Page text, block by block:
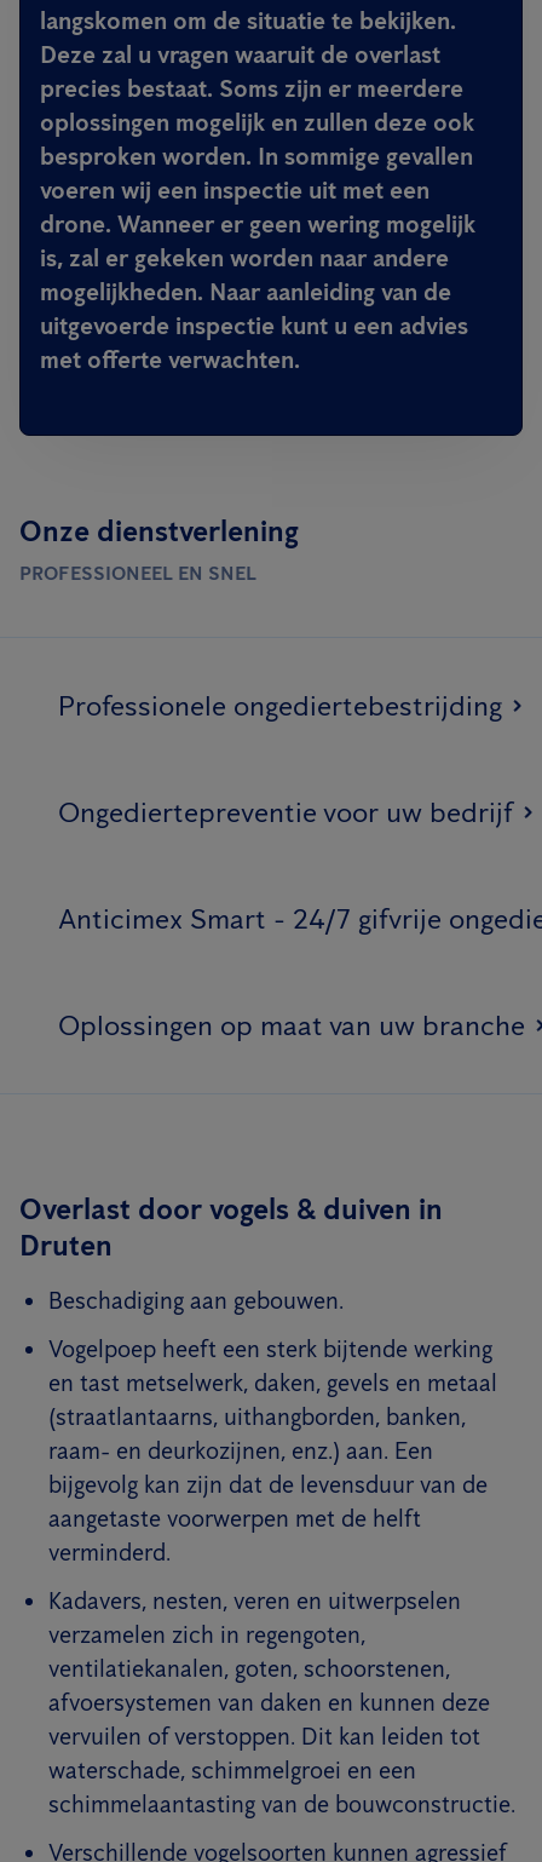
langskomen om de situatie te bekijken.
Deze zal u vragen waaruit de overlast
precies bestaat. Soms zijn er meerdere
oplossingen mogelijk en zullen deze ook
besproken worden. In sommige gevallen
voeren wij een inspectie uit met een
drone. Wanneer er geen wering mogelijk
is, zal er gekeken worden naar andere
mogelijkheden. Naar aanleiding van de
uitgevoerde inspectie kunt u een advies
met offerte verwachten.
Onze dienstverlening
PROFESSIONEEL EN SNEL
Professionele ongediertebestrijding
Ongediertepreventie voor uw bedrijf
Anticimex Smart - 24/7 gifvrije
Oplossingen op maat van uw branche
Overlast door vogels & duiven in
Druten
Beschadiging aan gebouwen.
Vogelpoep heeft een sterk bijtende werking
en tast metselwerk, daken, gevels en metaal
(straatlantaarns, uithangborden, banken,
raam- en deurkozijnen, enz.) aan. Een
bijgevolg kan zijn dat de levensduur van de
aangetaste voorwerpen met de helft
verminderd.
Kadavers, nesten, veren en uitwerpselen
verzamelen zich in regengoten,
ventilatiekanalen, goten, schoorstenen,
afvoersystemen van daken en kunnen deze
vervuilen of verstoppen. Dit kan leiden tot
waterschade, schimmelgroei en een
schimmelaantasting van de bouwconstructie.
Verschillende vogelsoorten kunnen agressief